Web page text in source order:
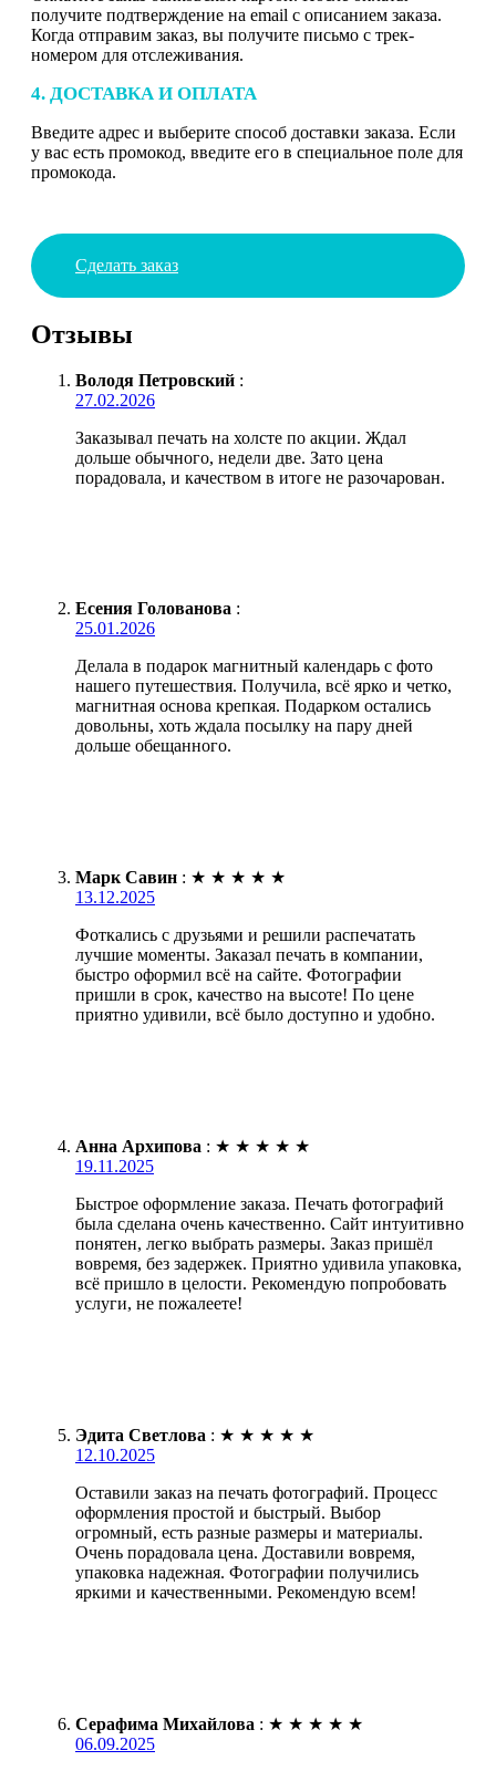
получите подтверждение на email с описанием заказа.
Когда отправим заказ, вы получите письмо с трек-
номером для отслеживания.
4. ДОСТАВКА И ОПЛАТА
Введите адрес и выберите способ доставки заказа. Если
у вас есть промокод, введите его в специальное поле для
промокода.
Сделать заказ
Отзывы
Володя Петровский :
27.02.2026
Заказывал печать на холсте по акции. Ждал
дольше обычного, недели две. Зато цена
порадовала, и качеством в итоге не разочарован.
Есения Голованова :
25.01.2026
Делала в подарок магнитный календарь с фото
нашего путешествия. Получила, всё ярко и четко,
магнитная основа крепкая. Подарком остались
довольны, хоть ждала посылку на пару дней
дольше обещанного.
Марк Савин : ★ ★ ★ ★ ★
13.12.2025
Фоткались с друзьями и решили распечатать
лучшие моменты. Заказал печать в компании,
быстро оформил всё на сайте. Фотографии
пришли в срок, качество на высоте! По цене
приятно удивили, всё было доступно и удобно.
Анна Архипова : ★ ★ ★ ★ ★
19.11.2025
Быстрое оформление заказа. Печать фотографий
была сделана очень качественно. Сайт интуитивно
понятен, легко выбрать размеры. Заказ пришёл
вовремя, без задержек. Приятно удивила упаковка,
всё пришло в целости. Рекомендую попробовать
услуги, не пожалеете!
Эдита Светлова : ★ ★ ★ ★ ★
12.10.2025
Оставили заказ на печать фотографий. Процесс
оформления простой и быстрый. Выбор
огромный, есть разные размеры и материалы.
Очень порадовала цена. Доставили вовремя,
упаковка надежная. Фотографии получились
яркими и качественными. Рекомендую всем!
Серафима Михайлова : ★ ★ ★ ★ ★
06.09.2025